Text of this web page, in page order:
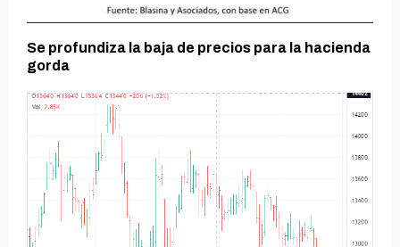
Se profundiza la baja de precios para la hacienda
gorda